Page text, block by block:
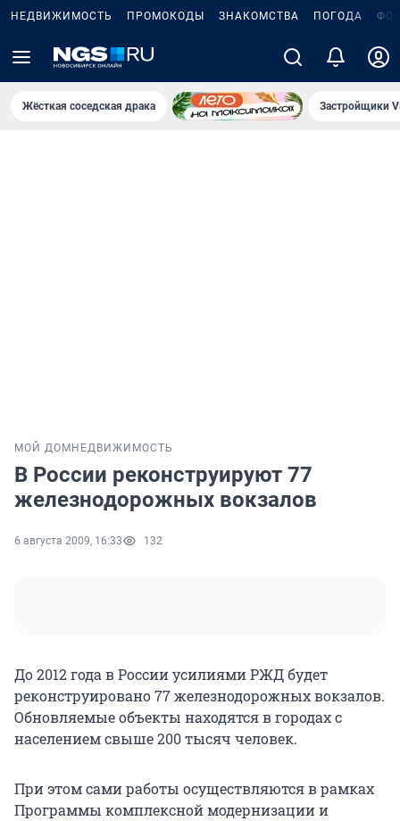
НЕДВИЖИМОСТЬ ПРОМОКОДЫ ЗНАКОМСТВА ПОГОДА
Жёсткая соседская драка Застройщики
МОЙ ДОМ НЕДВИЖИМОСТЬ
В России реконструируют 77
железнодорожных вокзалов
6 августа 2009, 16:33 132
До 2012 года в России усилиями РЖД будет
реконструировано 77 железнодорожных вокзалов.
Обновляемые объекты находятся в городах с
населением свыше 200 тысяч человек.
При этом сами работы осуществляются в рамках
Программы комплексной модернизации и